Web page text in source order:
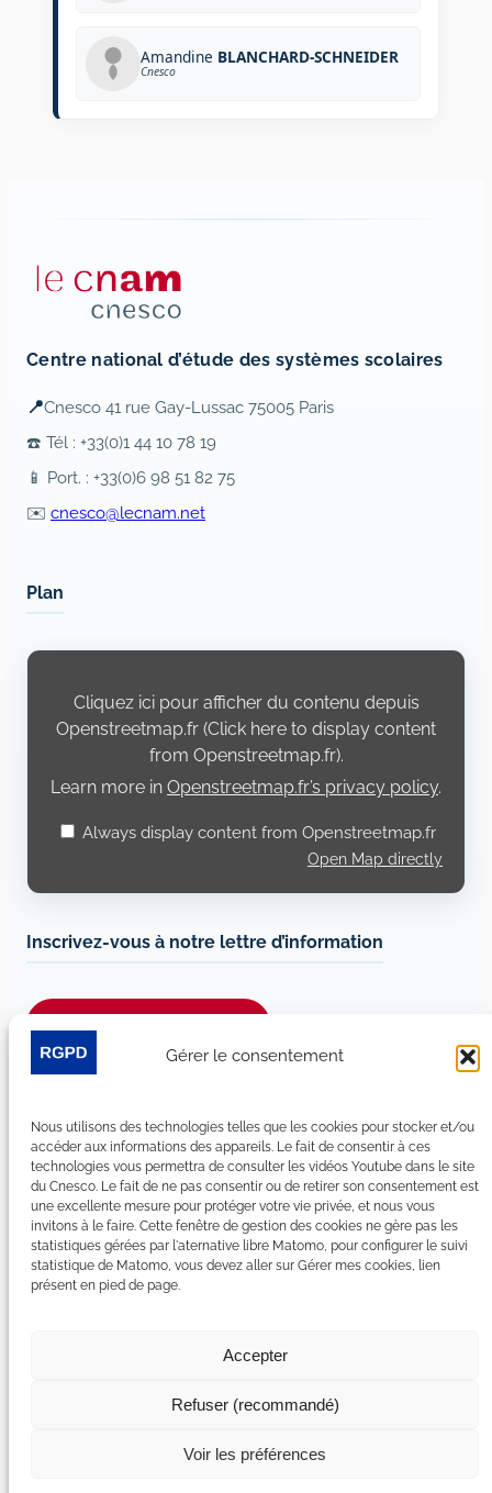
Gérer le consentement
Nous utilisons des technologies telles que les cookies pour stocker et/ou
accéder aux informations des appareils. Le fait de consentir à ces
technologies vous permettra de consulter les vidéos Youtube dans le site
du Cnesco. Le fait de ne pas consentir ou de retirer son consentement est
une excellente mesure pour protéger votre vie privée, et nous vous
invitons à le faire. Cette fenêtre de gestion des cookies ne gère pas les
statistiques gérées par l'aternative libre Matomo, pour configurer le suivi
statistique de Matomo, vous devez aller sur Gérer mes cookies, lien
présent en pied de page.
Accepter
Refuser (recommandé)
Voir les préférences
Amandine BLANCHARD-SCHNEIDER
Cnesco
Centre national d’étude des systèmes scolaires
📍Cnesco 41 rue Gay-Lussac 75005 Paris
☎️ Tél : +33(0)1 44 10 78 19
📱 Port. : +33(0)6 98 51 82 75
✉️ cnesco@lecnam.net
Plan
Display
Openstreetmap.fr
Cliquez ici pour afficher du contenu depuis
Openstreetmap.fr (Click here to display content
from Openstreetmap.fr).
Learn more in Openstreetmap.fr’s privacy policy.
Always display content from Openstreetmap.fr
Open Map directly
Inscrivez-vous à notre lettre d’information
LinkedIn
YouTube
Facebook
Bluesky
Plan du site
Mentions légales
Gérer mes cookies
Déclaration de confidentialité